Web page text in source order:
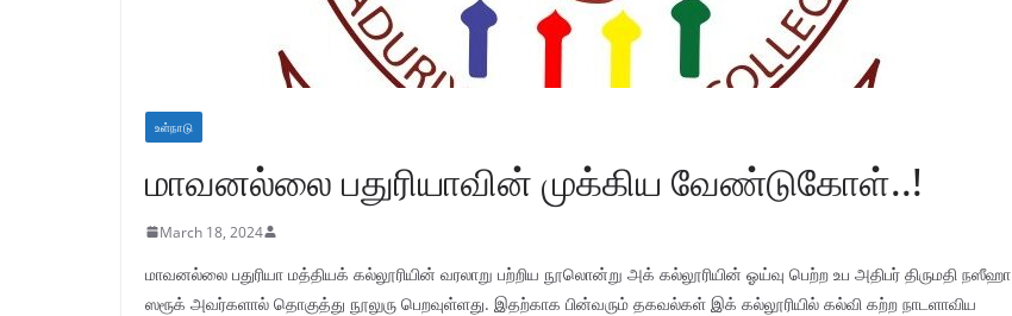
உள்நாடு
மாவனல்லை பதுரியாவின் முக்கிய வேண்டுகோள்..!
March 18, 2024
மாவனல்லை பதுரியா மத்தியக் கல்லூரியின் வரலாறு பற்றிய நூலொன்று அக் கல்லூரியின் ஓய்வு பெற்ற உப அதிபர் திருமதி நஸீஹா
ஸரூக் அவர்களால் தொகுத்து நூலுரு பெறவுள்ளது. இதற்காக பின்வரும் தகவல்கள் இக் கல்லூரியில் கல்வி கற்ற நாடளாவிய